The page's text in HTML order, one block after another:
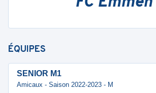
ÉQUIPES
SENIOR M1
Amicaux - Saison 2022-2023 - M